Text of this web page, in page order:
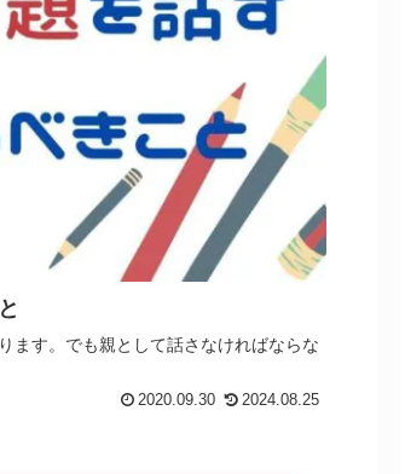
ます。でも親として話さなければならな
2020.09.30 2024.08.25